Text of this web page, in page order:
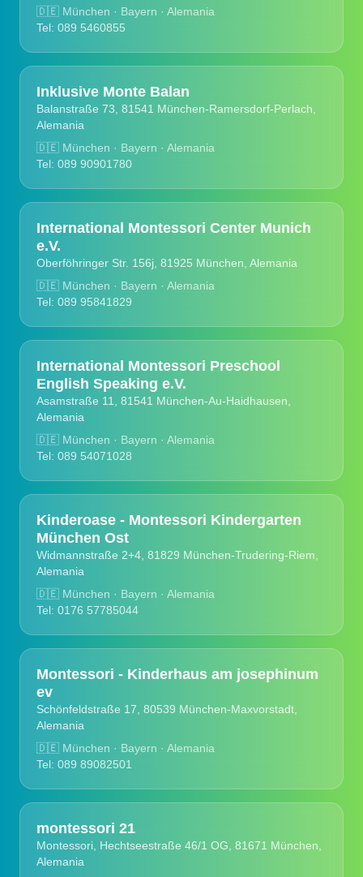
🇩🇪 München · Bayern · Alemania
Tel: 089 5460855
Inklusive Monte Balan
Balanstraße 73, 81541 München-Ramersdorf-Perlach,
Alemania
🇩🇪 München · Bayern · Alemania
Tel: 089 90901780
International Montessori Center Munich
e.V.
Oberföhringer Str. 156j, 81925 München, Alemania
🇩🇪 München · Bayern · Alemania
Tel: 089 95841829
International Montessori Preschool
English Speaking e.V.
Asamstraße 11, 81541 München-Au-Haidhausen,
Alemania
🇩🇪 München · Bayern · Alemania
Tel: 089 54071028
Kinderoase - Montessori Kindergarten
München Ost
Widmannstraße 2+4, 81829 München-Trudering-Riem,
Alemania
🇩🇪 München · Bayern · Alemania
Tel: 0176 57785044
Montessori - Kinderhaus am josephinum
ev
Schönfeldstraße 17, 80539 München-Maxvorstadt,
Alemania
🇩🇪 München · Bayern · Alemania
Tel: 089 89082501
montessori 21
Montessori, Hechtseestraße 46/1 OG, 81671 München,
Alemania